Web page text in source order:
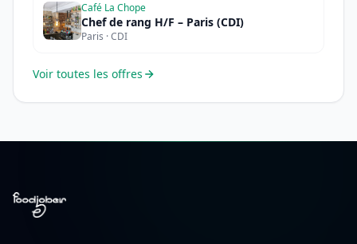
Café La Chope
Chef de rang H/F – Paris (CDI)
Paris · CDI
Voir toutes les offres